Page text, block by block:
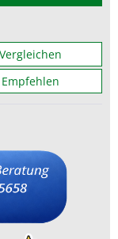
Vergleichen
Empfehlen